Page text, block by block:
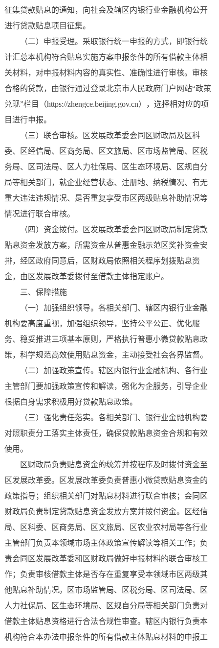
征集贷款贴息的通知，向社会及辖区内银行业金融机构公开
进行贷款贴息项目征集。
（二）申报受理。采取银行统一申报的方式，即银行统
计汇总本机构符合贴息实施方案申报条件的所有借款主体相
关材料，对申报材料内容的真实性、准确性进行审核。审核
合格的贷款，由银行通过登录北京市人民政府门户网站“政策
兑现”栏目（https://zhengce.beijing.gov.cn），选择相对应的项
目进行申报。
（三）联合审核。区发展改革委会同区财政局及区科
委、区经信局、区商务局、区文旅局、区市场监管局、区税
务局、区司法局、区人力社保局、区生态环境局、区规自分
局等相关部门，就企业经营状态、注册地、纳税情况、有无
重大违法违规情况、是否重复享受市区两级贴息补助情况等
情况进行联合审核。
（四）资金拨付。区发展改革委会同区财政局制定贷款
贴息资金发放方案，所需资金从普惠金融示范区奖补资金安
排，经区政府同意后，区财政局依照相关程序划拨贴息资
金，由区发展改革委拨付至借款主体指定账户。
三、保障措施
（一）加强组织领导。各相关部门、辖区内银行业金融
机构要高度重视，加强组织领导，坚持公平公正、优化服
务、稳妥推进三项基本原则，严格执行普惠小微贷款贴息政
策，科学规范高效使用贴息资金，主动接受社会各界监督。
（二）加强政策宣传。辖区内银行业金融机构、各行业
主管部门要加强政策宣传和解读，强化为企服务，引导企业
根据自身需求积极用好贷款贴息政策。
（三）强化责任落实。各相关部门、银行业金融机构要
对照职责分工落实主体责任，确保贷款贴息资金合规和有效
使用。
区财政局负责贴息资金的统筹并按程序及时拨付资金至
区发展改革委。区发展改革委负责普惠小微贷款贴息资金的
政策指导；组织相关部门对贴息材料进行联合审核；会同区
财政局负责制定贷款贴息资金发放方案并拨付资金。区经信
局、区科委、区商务局、区文旅局、区农业农村局等各行业
主管部门负责本领域市场主体政策宣传解读等相关工作；负
责会同区发展改革委和区财政局做好申报材料的联合审核工
作；负责审核借款主体是否存在重复享受本领域市区两级其
他贴息补助情况。区市场监管局、区税务局、区司法局、区
人力社保局、区生态环境局、区规自分局等相关部门负责对
借款主体贴息资格进行合法合规性审查。辖区内银行负责本
机构符合本办法申报条件的所有借款主体贴息材料的申报工